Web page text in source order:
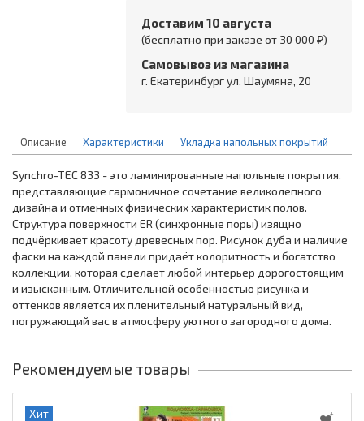
Доставим 10 августа
(бесплатно при заказе от 30 000 ₽)
Самовывоз из магазина
г. Екатеринбург ул. Шаумяна, 20
Описание Характеристики Укладка напольных покрытий
Synchro-TЕС 833 - это ламинированные напольные покрытия,
представляющие гармоничное сочетание великолепного
дизайна и отменных физических характеристик полов.
Структура поверхности ER (синхронные поры) изящно
подчёркивает красоту древесных пор. Рисунок дуба и наличие
фаски на каждой панели придаёт колоритность и богатство
коллекции, которая сделает любой интерьер дорогостоящим
и изысканным. Отличительной особенностью рисунка и
оттенков является их пленительный натуральный вид,
погружающий вас в атмосферу уютного загородного дома.
Рекомендуемые товары
Хит